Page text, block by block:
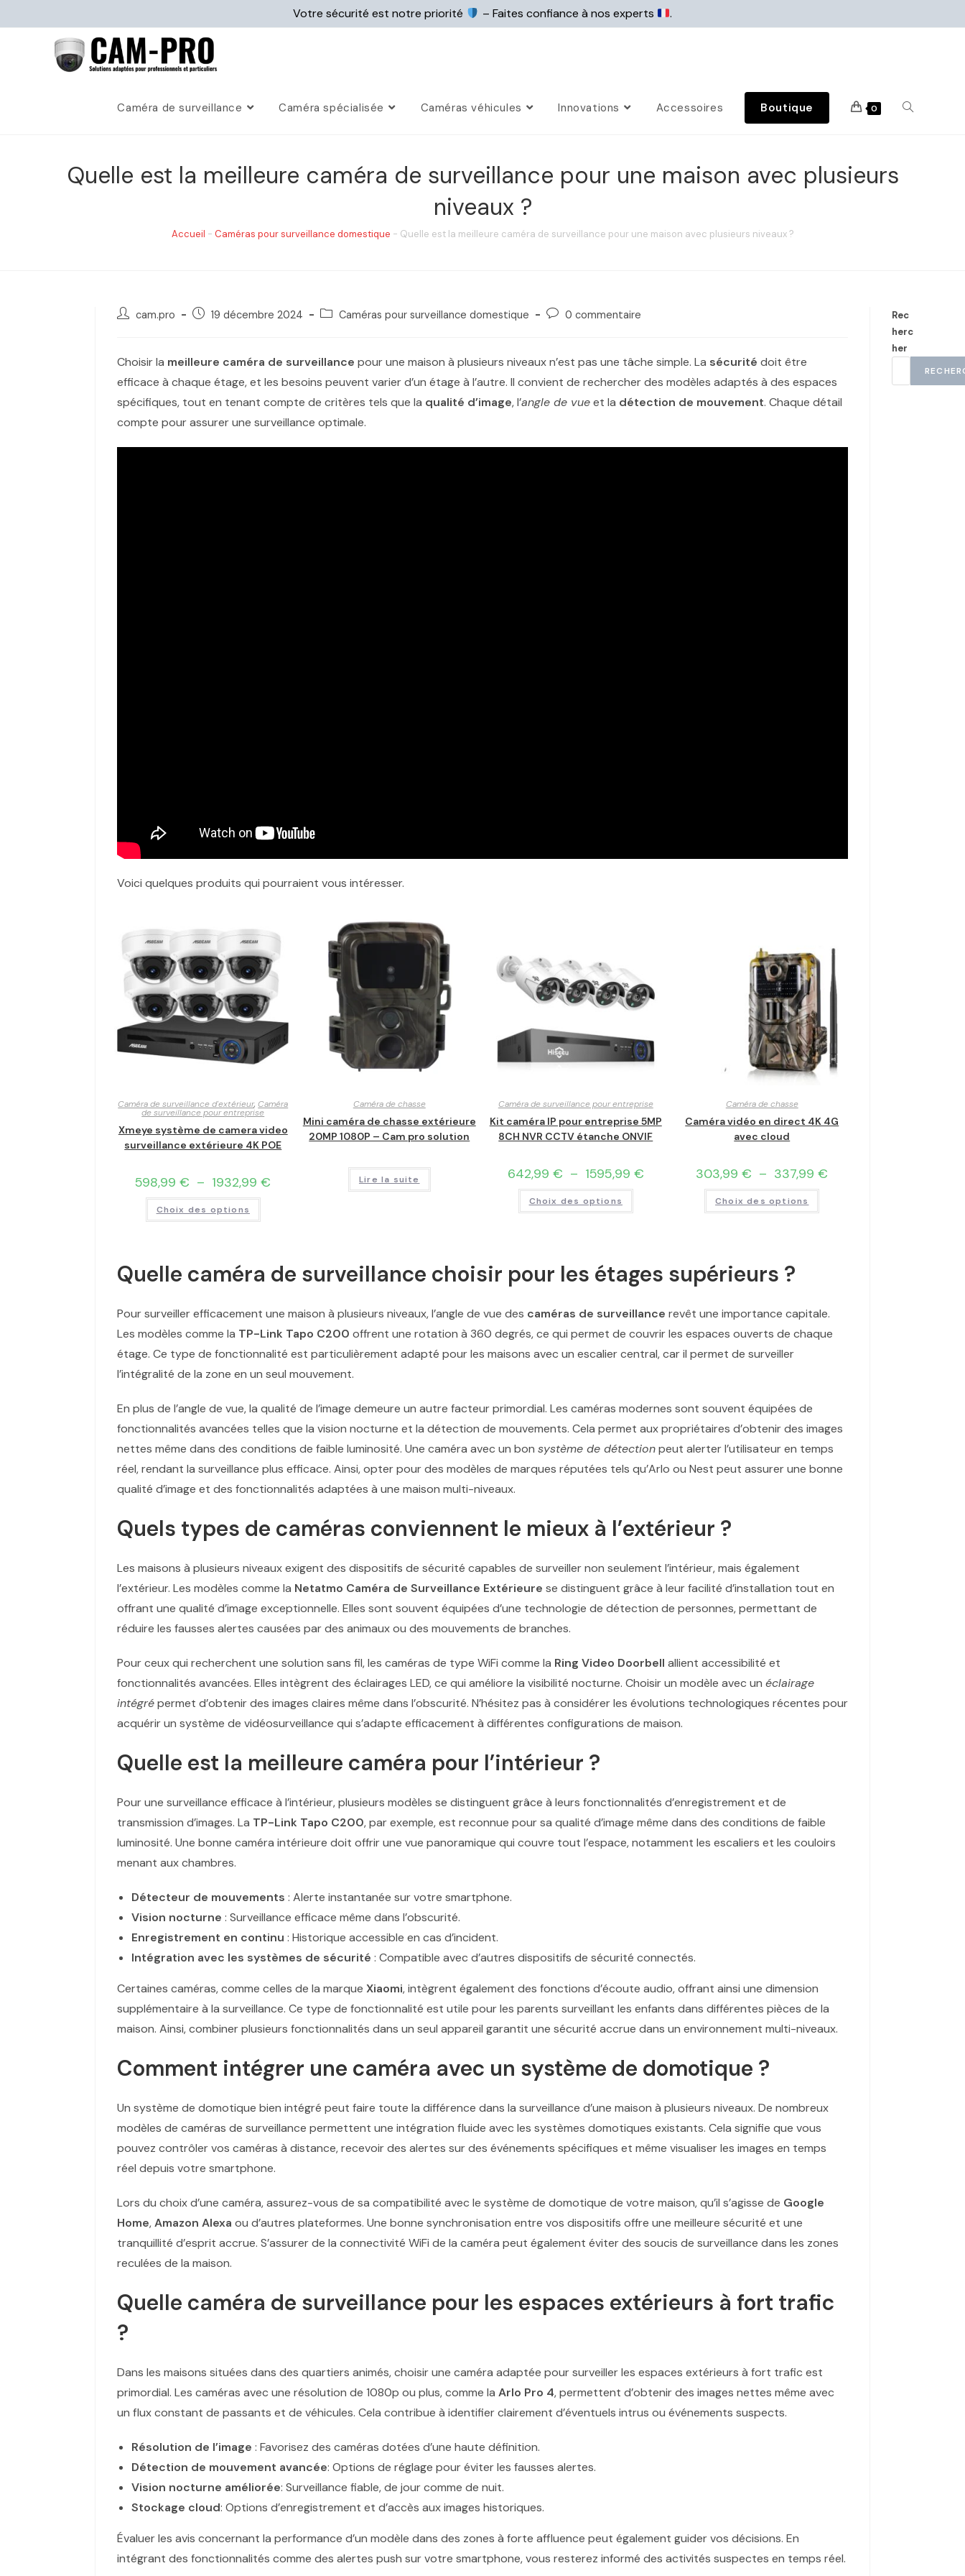
Votre sécurité est notre priorité – Faites confiance à nos experts .
Caméra de surveillance Caméra spécialisée Caméras véhicules Innovations Accessoires Boutique 0
Quelle est la meilleure caméra de surveillance pour une maison avec plusieurs
niveaux ?
Accueil - Caméras pour surveillance domestique - Quelle est la meilleure caméra de surveillance pour une maison avec plusieurs niveaux ?
cam.pro 19 décembre 2024 Caméras pour surveillance domestique 0 commentaire
Choisir la meilleure caméra de surveillance pour une maison à plusieurs niveaux n’est pas une tâche simple. La sécurité doit être
efficace à chaque étage, et les besoins peuvent varier d’un étage à l’autre. Il convient de rechercher des modèles adaptés à des espaces
spécifiques, tout en tenant compte de critères tels que la qualité d’image, l’angle de vueet la détection de mouvement. Chaque détail
compte pour assurer une surveillance optimale.
Voici quelques produits qui pourraient vous intéresser.
Caméra de surveillance d'extérieur, Caméra
de surveillance pour entreprise
Xmeye système de camera video
surveillance extérieure 4K POE
598,99€ – 1932,99€
Choix des options
Caméra de chasse
Mini caméra de chasse extérieure
20MP 1080P – Cam pro solution
Lire la suite
Caméra de surveillance pour entreprise
Kit caméra IP pour entreprise 5MP
8CH NVR CCTV étanche ONVIF
642,99 € – 1595,99 €
Choix des options
Caméra de chasse
Caméra vidéo en direct 4K 4G
avec cloud
303,99€ – 337,99€
Choix des options
Quelle caméra de surveillance choisir pour les étages supérieurs ?
Pour surveiller efficacement une maison à plusieurs niveaux, l’angle de vue des caméras de surveillance revêt une importance capitale.
Les modèles comme la TP-Link Tapo C200 offrent une rotation à 360 degrés, ce qui permet de couvrir les espaces ouverts de chaque
étage. Ce type de fonctionnalité est particulièrement adapté pour les maisons avec un escalier central, car il permet de surveiller
l’intégralité de la zone en un seul mouvement.
En plus de l’angle de vue, la qualité de l’image demeure un autre facteur primordial. Les caméras modernes sont souvent équipées de
fonctionnalités avancées telles que la vision nocturne et la détection de mouvements. Cela permet aux propriétaires d’obtenir des images
nettes même dans des conditions de faible luminosité. Une caméra avec un bon système de détectionpeut alerter l’utilisateur en temps
réel, rendant la surveillance plus efficace. Ainsi, opter pour des modèles de marques réputées tels qu’Arlo ou Nest peut assurer une bonne
qualité d’image et des fonctionnalités adaptées à une maison multi-niveaux.
Quels types de caméras conviennent le mieux à l’extérieur ?
Les maisons à plusieurs niveaux exigent des dispositifs de sécurité capables de surveiller non seulement l’intérieur, mais également
l’extérieur. Les modèles comme la Netatmo Caméra de Surveillance Extérieure se distinguent grâce à leur facilité d’installation tout en
offrant une qualité d’image exceptionnelle. Elles sont souvent équipées d’une technologie de détection de personnes, permettant de
réduire les fausses alertes causées par des animaux ou des mouvements de branches.
Pour ceux qui recherchent une solution sans fil, les caméras de type WiFi comme la Ring Video Doorbell allient accessibilité et
fonctionnalités avancées. Elles intègrent des éclairages LED, ce qui améliore la visibilité nocturne. Choisir un modèle avec un éclairage
intégrépermet d’obtenir des images claires même dans l’obscurité. N’hésitez pas à considérer les évolutions technologiques récentes pour
acquérir un système de vidéosurveillance qui s’adapte efficacement à différentes configurations de maison.
Quelle est la meilleure caméra pour l’intérieur ?
Pour une surveillance efficace à l’intérieur, plusieurs modèles se distinguent grâce à leurs fonctionnalités d’enregistrement et de
transmission d’images. La TP-Link Tapo C200, par exemple, est reconnue pour sa qualité d’image même dans des conditions de faible
luminosité. Une bonne caméra intérieure doit offrir une vue panoramique qui couvre tout l’espace, notamment les escaliers et les couloirs
menant aux chambres.
Détecteur de mouvements : Alerte instantanée sur votre smartphone.
Vision nocturne : Surveillance efficace même dans l’obscurité.
Enregistrement en continu : Historique accessible en cas d’incident.
Intégration avec les systèmes de sécurité : Compatible avec d’autres dispositifs de sécurité connectés.
Certaines caméras, comme celles de la marque Xiaomi, intègrent également des fonctions d’écoute audio, offrant ainsi une dimension
supplémentaire à la surveillance. Ce type de fonctionnalité est utile pour les parents surveillant les enfants dans différentes pièces de la
maison. Ainsi, combiner plusieurs fonctionnalités dans un seul appareil garantit une sécurité accrue dans un environnement multi-niveaux.
Comment intégrer une caméra avec un système de domotique ?
Un système de domotique bien intégré peut faire toute la différence dans la surveillance d’une maison à plusieurs niveaux. De nombreux
modèles de caméras de surveillance permettent une intégration fluide avec les systèmes domotiques existants. Cela signifie que vous
pouvez contrôler vos caméras à distance, recevoir des alertes sur des événements spécifiques et même visualiser les images en temps
réel depuis votre smartphone.
Lors du choix d’une caméra, assurez-vous de sa compatibilité avec le système de domotique de votre maison, qu’il s’agisse de Google
Home,Amazon Alexa ou d’autres plateformes. Une bonne synchronisation entre vos dispositifs offre une meilleure sécurité et une
tranquillité d’esprit accrue. S’assurer de la connectivité WiFi de la caméra peut également éviter des soucis de surveillance dans les zones
reculées de la maison.
Quelle caméra de surveillance pour les espaces extérieurs à fort trafic
?
Dans les maisons situées dans des quartiers animés, choisir une caméra adaptée pour surveiller les espaces extérieurs à fort trafic est
primordial. Les caméras avec une résolution de 1080p ou plus, comme la Arlo Pro 4, permettent d’obtenir des images nettes même avec
un flux constant de passants et de véhicules. Cela contribue à identifier clairement d’éventuels intrus ou événements suspects.
Résolution de l’image : Favorisez des caméras dotées d’une haute définition.
Détection de mouvement avancée: Options de réglage pour éviter les fausses alertes.
Vision nocturne améliorée: Surveillance fiable, de jour comme de nuit.
Stockage cloud: Options d’enregistrement et d’accès aux images historiques.
Évaluer les avis concernant la performance d’un modèle dans des zones à forte affluence peut également guider vos décisions. En
intégrant des fonctionnalités comme des alertes push sur votre smartphone, vous resterez informé des activités suspectes en temps réel.
Rec
herc
her